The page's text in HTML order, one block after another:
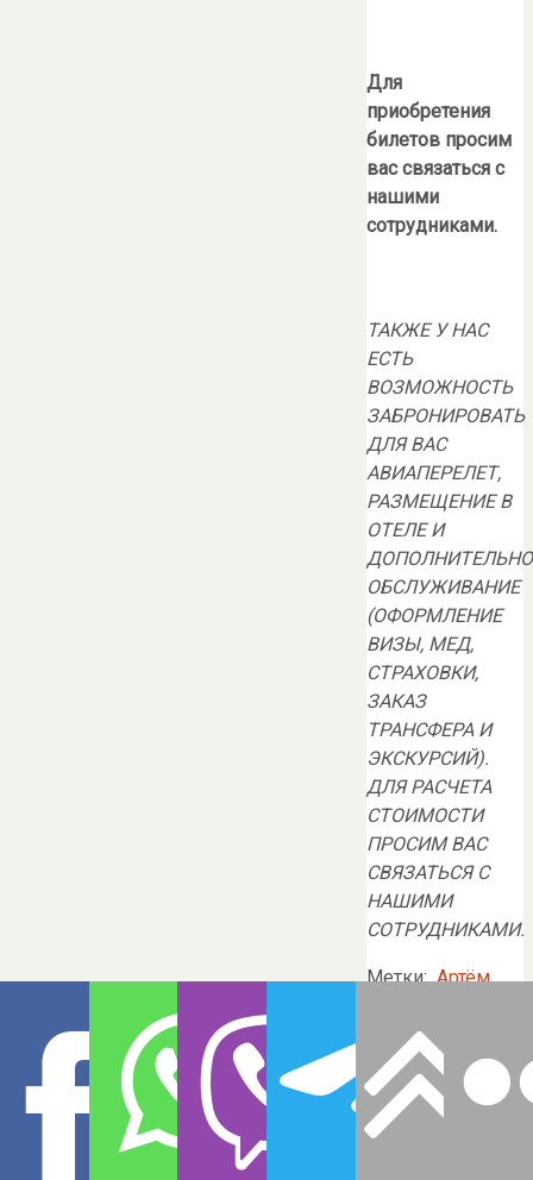
Для
приобретения
билетов просим
вас связаться с
нашими
сотрудниками.
ТАКЖЕ У НАС
ЕСТЬ
ВОЗМОЖНОСТЬ
ЗАБРОНИРОВАТЬ
ДЛЯ ВАС
АВИАПЕРЕЛЕТ,
РАЗМЕЩЕНИЕ В
ОТЕЛЕ И
ОБСЛУЖИВАНИЕ
(ОФОРМЛЕНИЕ
ВИЗЫ, МЕД,
СТРАХОВКИ,
ЗАКАЗ
ТРАНСФЕРА И
ЭКСКУРСИЙ).
ДЛЯ РАСЧЕТА
СТОИМОСТИ
ПРОСИМ ВАС
СВЯЗАТЬСЯ С
НАШИМИ
СОТРУДНИКАМИ.
Метки: Артём
Балет,Большой
театр.
«Обзор
Зальцбургского